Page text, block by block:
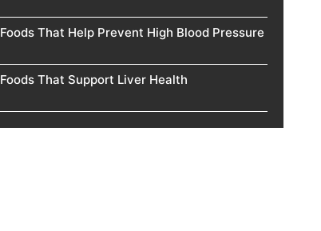
Foods That Help Prevent High Blood Pressure
Foods That Support Liver Health